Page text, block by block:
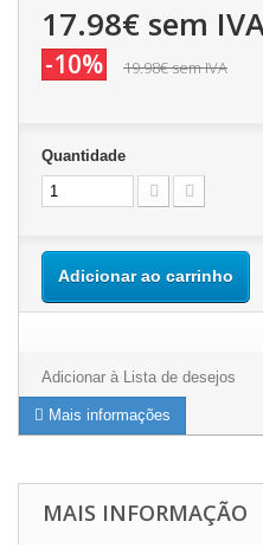
17.98€ sem
-10% 19.98€sem IVA
Quantidade
Adicionar ao carrinho
Adicionar à Lista de desejos
Mais informações
MAIS INFORMAÇÃO